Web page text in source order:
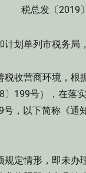
税总发〔2019
划单列市税务
营商环境，根
〕199号），在
，以下简称《通
定情形，即未办